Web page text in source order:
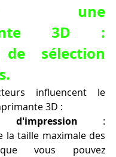
une
3D :
de sélection
influencent le
3D :
:
la taille maximale des
vous pouvez